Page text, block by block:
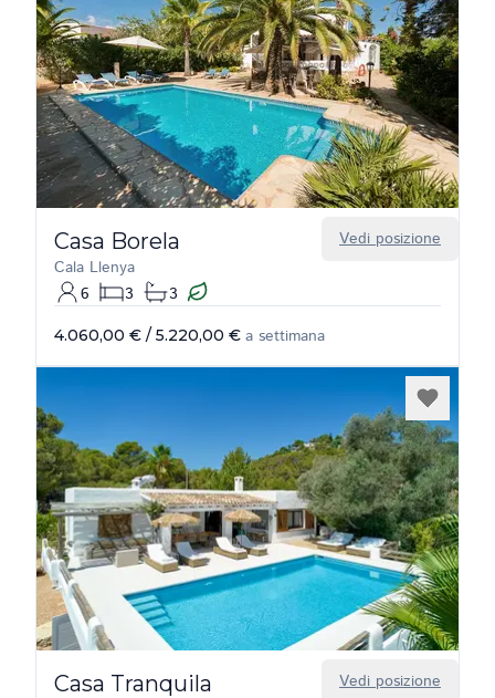
Vedi posizione
Casa Borela
Cala Llenya
6
3 3
4.060,00 € / 5.220,00 € a settimana
Vedi posizione
Casa Tranquila